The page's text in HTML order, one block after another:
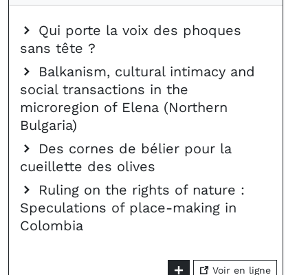
Qui porte la voix des phoques
sans tête ?
Balkanism, cultural intimacy and
social transactions in the
microregion of Elena (Northern
Bulgaria)
Des cornes de bélier pour la
cueillette des olives
Ruling on the rights of nature :
Speculations of place-making in
Colombia
Voir en ligne